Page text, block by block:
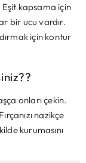
Eşit kapsama için
bir ucu vardır.
için kontur
onları çekin.
nazikçe
kurumasını